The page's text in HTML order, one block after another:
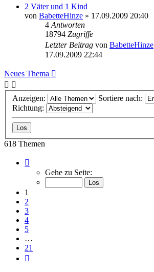
2 Väter und 1 Kind
von BabetteHinze » 17.09.2009 20:40
4 Antworten
18794 Zugriffe
Letzter Beitrag von BabetteHinze
17.09.2009 22:44
Neues Thema
Anzeigen:
Sortiere nach:
Richtung:
618 Themen
von
Gehe zu Seite:
1
2
3
4
5
…
21